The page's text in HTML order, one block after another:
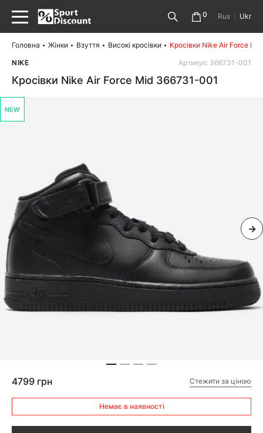
0 Rus Ukr
Головна Жінки Взуття Високі кросівки
Кросівки Nike Air Force
NIKE
Артикул: 366731-001
Кросівки Nike Air Force Mid 366731-001
4799 грн Стежити за ціною
Немає в наявності